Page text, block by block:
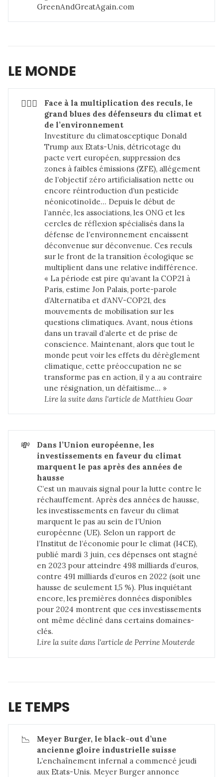
GreenAndGreatAgain.com
LE MONDE
🙇🏻‍♂️
Face à la multiplication des reculs, le
grand blues des défenseurs du climat et
de l’environnement
Investiture du climatosceptique Donald
Trump aux Etats-Unis, détricotage du
pacte vert européen, suppression des
zones à faibles émissions (ZFE), allégement
de l’objectif zéro artificialisation nette ou
encore réintroduction d’un pesticide
néonicotinoïde… Depuis le début de
l’année, les associations, les ONG et les
cercles de réflexion spécialisés dans la
défense de l’environnement encaissent
déconvenue sur déconvenue. Ces reculs
sur le front de la transition écologique se
multiplient dans une relative indifférence.
« La période est pire qu’avant la COP21 à
Paris, estime Jon Palais, porte-parole
d’Alternatiba et d’ANV-COP21, des
mouvements de mobilisation sur les
questions climatiques. Avant, nous étions
dans un travail d’alerte et de prise de
conscience. Maintenant, alors que tout le
monde peut voir les effets du dérèglement
climatique, cette préoccupation ne se
transforme pas en action, il y a au contraire
une résignation, un défaitisme… »
Lire la suite dans l'article de Matthieu Goar
💸
Dans l’Union européenne, les
investissements en faveur du climat
marquent le pas après des années de
hausse
C’est un mauvais signal pour la lutte contre le
réchauffement. Après des années de hausse,
les investissements en faveur du climat
marquent le pas au sein de l’Union
européenne (UE). Selon un rapport de
l’Institut de l’économie pour le climat (I4CE),
publié mardi 3 juin, ces dépenses ont stagné
en 2023 pour atteindre 498 milliards d’euros,
contre 491 milliards d’euros en 2022 (soit une
hausse de seulement 1,5 %). Plus inquiétant
encore, les premières données disponibles
pour 2024 montrent que ces investissements
ont même décliné dans certains domaines-
clés.
Lire la suite dans l'article de Perrine Mouterde
LE TEMPS
📉
Meyer Burger, le black-out d’une
ancienne gloire industrielle suisse
L’enchaînement infernal a commencé jeudi
aux Etats-Unis. Meyer Burger annonce